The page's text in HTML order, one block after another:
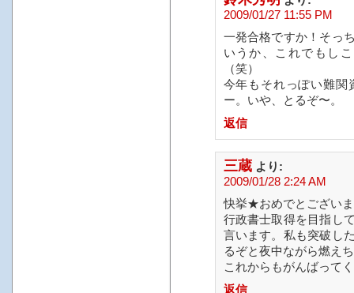
2009/01/27 11:55 PM
一発合格ですか！そっ
いうか、これでもし
（笑）
今年もそれっぽい難関
ー。いや、とるぞ〜。
返信
三蔵 より:
2009/01/28 2:24 AM
快挙★おめでとござい
行政書士取得を目指し
言います。私も突破し
るぞと夜中ながら燃え
これからもがんばって
返信